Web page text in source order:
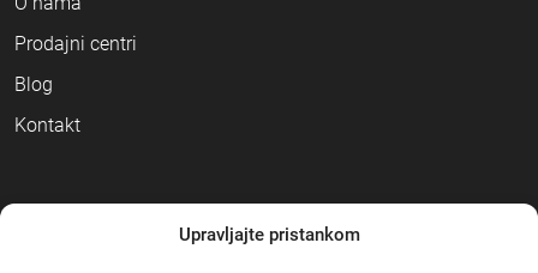
Upravljajte pristankom
Prodajni centri
Blog
Kontakt